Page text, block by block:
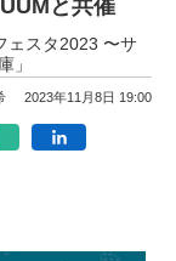
と共催
ェスタ2023 〜サ
」
2023年11月8日 19:00